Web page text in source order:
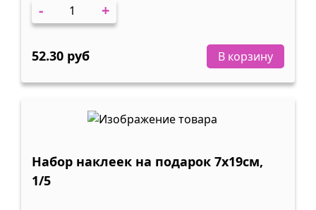
- +
52.30 руб В корзину
Набор наклеек на подарок 7х19см,
1/5